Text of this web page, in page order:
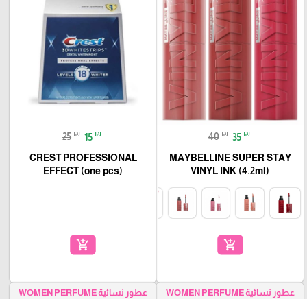
40 ₪ 35 ₪
MAYBELLINE SUPER STAY
VINYL INK (4.2ml)
add_shopping_cart
25 ₪ 15 ₪
CREST PROFESSIONAL
EFFECT (one pcs)
add_shopping_cart
عطور نسائية WOMEN PERFUME عطور نسائية WOMEN PERFUME